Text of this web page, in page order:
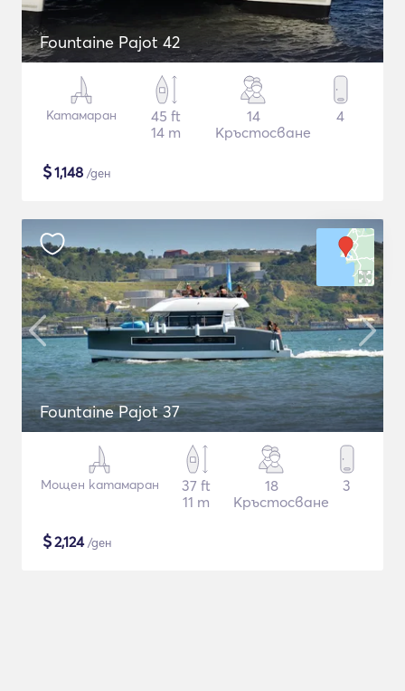
Fountaine Pajot 42
Катамаран
45 ft
14 m
14
Кръстосване
4
$1,148 /ден
Fountaine Pajot 37
Мощен катамаран
37 ft
11 m
18
Кръстосване
3
$2,124/ден